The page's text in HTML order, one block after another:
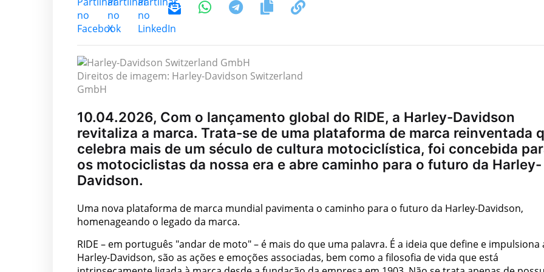
Direitos de imagem: Harley-Davidson Switzerland
GmbH
10.04.2026, Com o lançamento global do RIDE, a Harley-Davidson
revitaliza a marca. Trata-se de uma plataforma de marca reinventada
celebra mais de um século de cultura motociclística, foi concebida
os motociclistas da nossa era e abre caminho para o futuro da Harley-
Davidson.
Uma nova plataforma de marca mundial pavimenta o caminho para o futuro da Harley-Davidson,
homenageando o legado da marca.
RIDE – em português "andar de moto" – é mais do que uma palavra. É a ideia que define e impulsiona
Harley-Davidson, são as ações e emoções associadas, bem como a filosofia de vida que está